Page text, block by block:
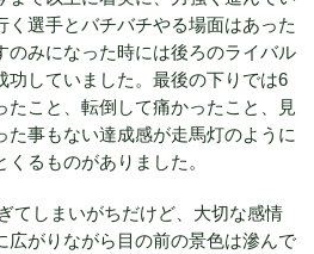
く選手とバチバチやる場面はあった
のみになった時には後ろのライバル
功していました。最後の下りでは6
たこと、転倒して痛かったこと、見
た事もない達成感が走馬灯のように
るものがありました。
てしまいがちだけど、大切な感情
広がりながら目の前の景色は滲んで